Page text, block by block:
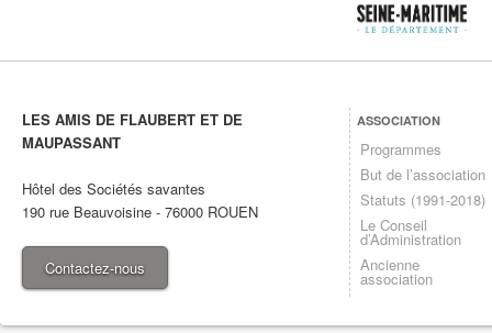
LES AMIS DE FLAUBERT ET DE
MAUPASSANT
Hôtel des Sociétés savantes
190 rue Beauvoisine - 76000 ROUEN
Contactez-nous
ASSOCIATION
Programmes
But de l’association
Statuts (1991-2018)
Le Conseil
d’Administration
Ancienne
association